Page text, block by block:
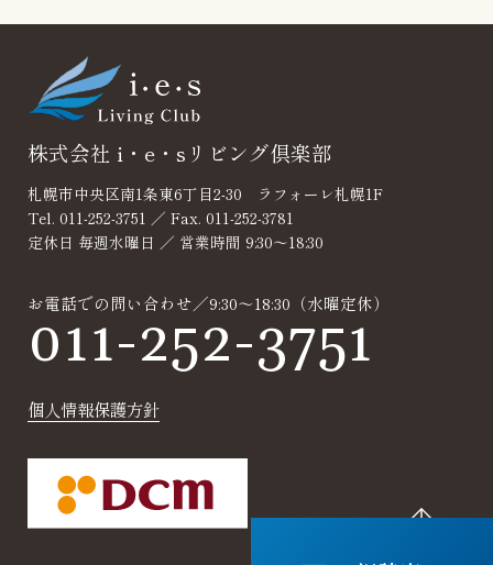
見積り・無料相
株式会社 i・e・sリビング倶楽部
札幌市中央区南1条東6丁目2-30 ラフォーレ札幌1F
Tel. 011-252-3751 ／ Fax. 011-252-3781
定休日 毎週水曜日 ／ 営業時間 9:30～18:30
お電話での問い合わせ／9:30～18:30（水曜定休）
011-252-3751
個人情報保護方針